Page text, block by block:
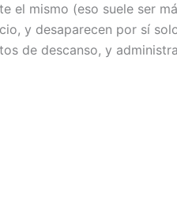
el mismo (eso suele ser
y desaparecen por sí
de descanso, y